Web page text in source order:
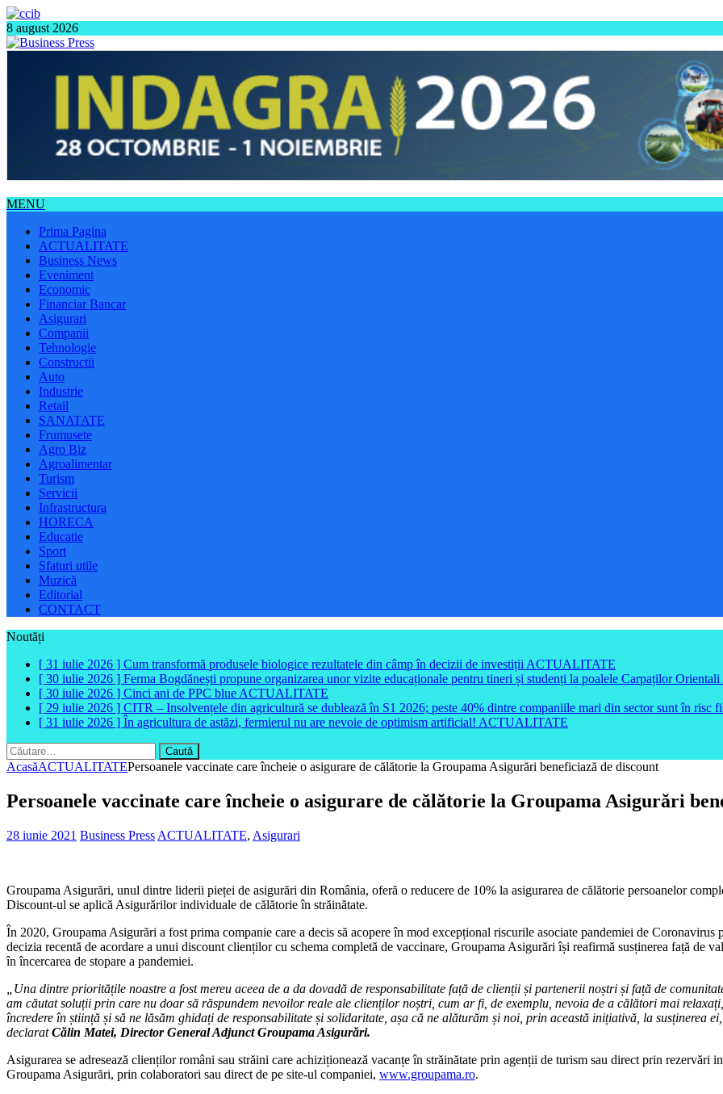
8 august 2026
MENU
Prima Pagina
ACTUALITATE
Business News
Eveniment
Economic
Financiar Bancar
Asigurari
Companii
Tehnologie
Constructii
Auto
Industrie
Retail
SANATATE
Frumusete
Agro Biz
Agroalimentar
Turism
Servicii
Infrastructura
HORECA
Educatie
Sport
Sfaturi utile
Muzică
Editorial
CONTACT
Noutăți
[ 31 iulie 2026 ] Cum transformă produsele biologice rezultatele din câmp în decizii de investiții ACTUALITATE
[ 30 iulie 2026 ] Ferma Bogdănești propune organizarea unor vizite educaționale pentru tineri și studenți la poalele Carpaților Orientali
[ 30 iulie 2026 ] Cinci ani de PPC blue ACTUALITATE
[ 29 iulie 2026 ] CITR – Insolvențele din agricultură se dublează în S1 2026; peste 40% dintre companiile mari din sector sunt în risc
[ 31 iulie 2026 ] În agricultura de astăzi, fermierul nu are nevoie de optimism artificial! ACTUALITATE
Caută
după:
AcasăACTUALITATEPersoanele vaccinate care încheie o asigurare de călătorie la Groupama Asigurări beneficiază de discount
Persoanele vaccinate care încheie o asigurare de călătorie la Groupama Asigurări
28 iunie 2021 Business Press ACTUALITATE, Asigurari
Groupama Asigurări, unul dintre liderii pieței de asigurări din România, oferă o reducere de 10% la asigurarea de călătorie persoanelor
Discount-ul se aplică Asigurărilor individuale de călătorie în străinătate.
În 2020, Groupama Asigurări a fost prima companie care a decis să acopere în mod excepțional riscurile asociate pandemiei de
decizia recentă de acordare a unui discount clienților cu schema completă de vaccinare, Groupama Asigurări își reafirmă susținerea față de
în încercarea de stopare a pandemiei.
„Una dintre prioritățile noastre a fost mereu aceea de a da dovadă de responsabilitate față de clienții și partenerii noștri și față de
am căutat soluții prin care nu doar să răspundem nevoilor reale ale clienților noștri, cum ar fi, de exemplu, nevoia de a călători mai
încredere în știință și să ne lăsăm ghidați de responsabilitate și solidaritate, așa că ne alăturăm și noi, prin această inițiativă, la susținerea
declaratCălin Matei, Director General Adjunct Groupama Asigurări.
Asigurarea se adresează clienților români sau străini care achiziționează vacanțe în străinătate prin agenții de turism sau direct prin
Groupama Asigurări, prin colaboratori sau direct de pe site-ul companiei, www.groupama.ro.